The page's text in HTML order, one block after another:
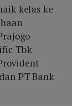
kelas ke
Tbk
PT Bank